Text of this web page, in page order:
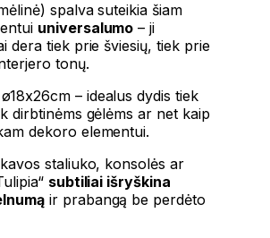
spalva suteikia šiam
universalumo – ji
dera tiek prie šviesių, tiek prie
tonų.
– idealus dydis tiek
dirbtinėms gėlėms ar net kaip
dekoro elementui.
staliuko, konsolės ar
subtiliai išryškina
ir prabangą be perdėto